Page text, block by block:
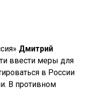
Дмитрий
ввести меры для
в России
В противном